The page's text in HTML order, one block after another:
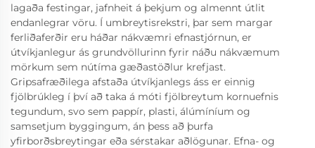
lagaða festingar, jafnheit á þekjum og almennt útlit
endanlegrar vöru. Í umbreytisrekstri, þar sem margar
ferliðaferðir eru háðar nákvæmri efnastjórnun, er
útvíkjanlegur ás grundvöllurinn fyrir náðu nákvæmum
mörkum sem nútíma gæðastöðlur krefjast.
Gripsafræðilega afstaða útvíkjanlegs áss er einnig
fjölbrúkleg í því að taka á móti fjölbreytum kornuefnis
tegundum, svo sem pappír, plasti, álúmíníum og
samsetjum byggingum, án þess að þurfa
yfirborðsbreytingar eða sérstakar aðlögunar. Efna- og